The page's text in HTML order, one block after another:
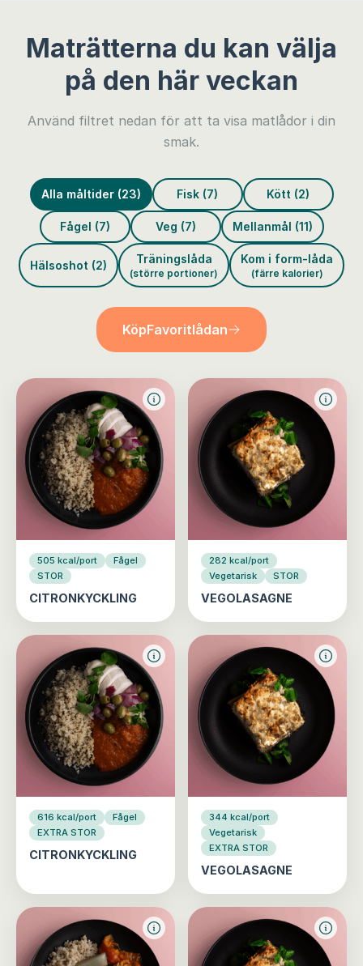
Maträtterna du kan välja
på den här veckan
Använd filtret nedan för att ta visa matlådor i din
smak.
Alla måltider (23) Fisk (7) Kött (2)
Fågel (7) Veg (7) Mellanmål (11)
Hälsoshot (2) Träningslåda
(större portioner)
Kom i form-låda
(färre kalorier)
KöpFavoritlådan
505 kcal/port
Fågel
STOR
CITRONKYCKLING
282 kcal/port
Vegetarisk
STOR
VEGOLASAGNE
616 kcal/port
Fågel
EXTRA STOR
CITRONKYCKLING
344 kcal/port
Vegetarisk
EXTRA STOR
VEGOLASAGNE